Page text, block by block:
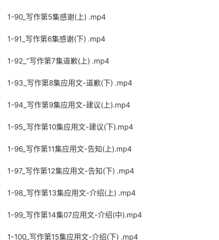
1-90_写作第5集感谢(上) .mp4
1-91_写作第6集感谢(下) .mp4
1-92_”写作第7集道歉(上) .mp4
1-93_写作第8集应用文-道歉(下) .mp4
1-94_写作第9集应用文-建议(上).mp4
1-95_写作第10集应用文-建议(下).mp4
1-96_写作第11集应用文-告知(上).mp4
1-97_写作第12集应用文-告知(下) .mp4
1-98_写作第13集应用文-介绍(上) .mp4
1-99_写作第14集07应用文-介绍(中).mp4
1-100_写作第15集应用文-介绍(下) .mp4